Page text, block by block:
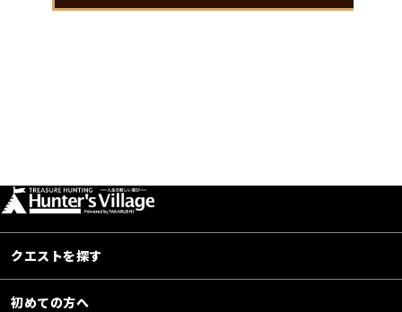
クエストを探す
初めての方へ